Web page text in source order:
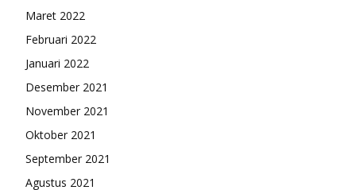
Maret 2022
Februari 2022
Januari 2022
Desember 2021
November 2021
Oktober 2021
September 2021
Agustus 2021